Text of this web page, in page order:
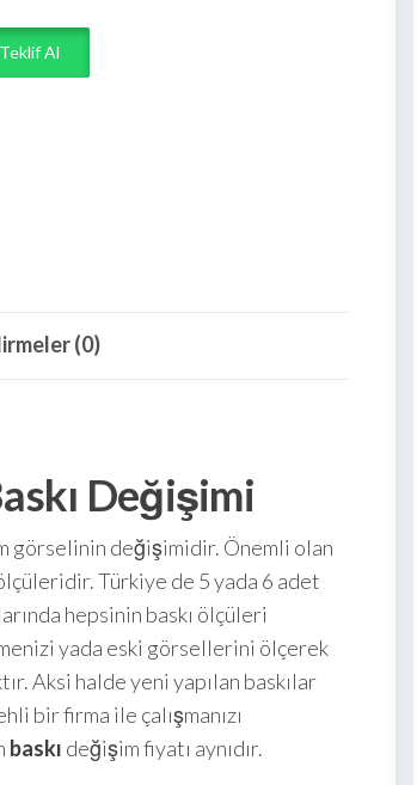
Teklif Al
(0)
Değişimi
görselinin değişimidir. Önemli olan
Türkiye de 5 yada 6 adet
hepsinin baskı ölçüleri
yada eski görsellerini ölçerek
Aksi halde yeni yapılan baskılar
bir firma ile çalışmanızı
baskı değişim fiyatı aynıdır.